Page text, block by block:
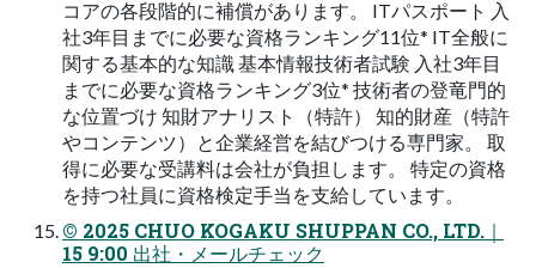
コアの各段階的に補償があります。 ITパスポート 入
社3年目までに必要な資格ランキング11位* IT全般に
関する基本的な知識 基本情報技術者試験 入社3年目
までに必要な資格ランキング3位* 技術者の登竜門的
な位置づけ 知財アナリスト（特許） 知的財産（特許
やコンテンツ）と企業経営を結びつける専門家。 取
得に必要な受講料は会社が負担します。 特定の資格
を持つ社員に資格検定手当を支給しています。
© 2025 CHUO KOGAKU SHUPPAN CO., LTD.｜
15 9:00 出社・メールチェック